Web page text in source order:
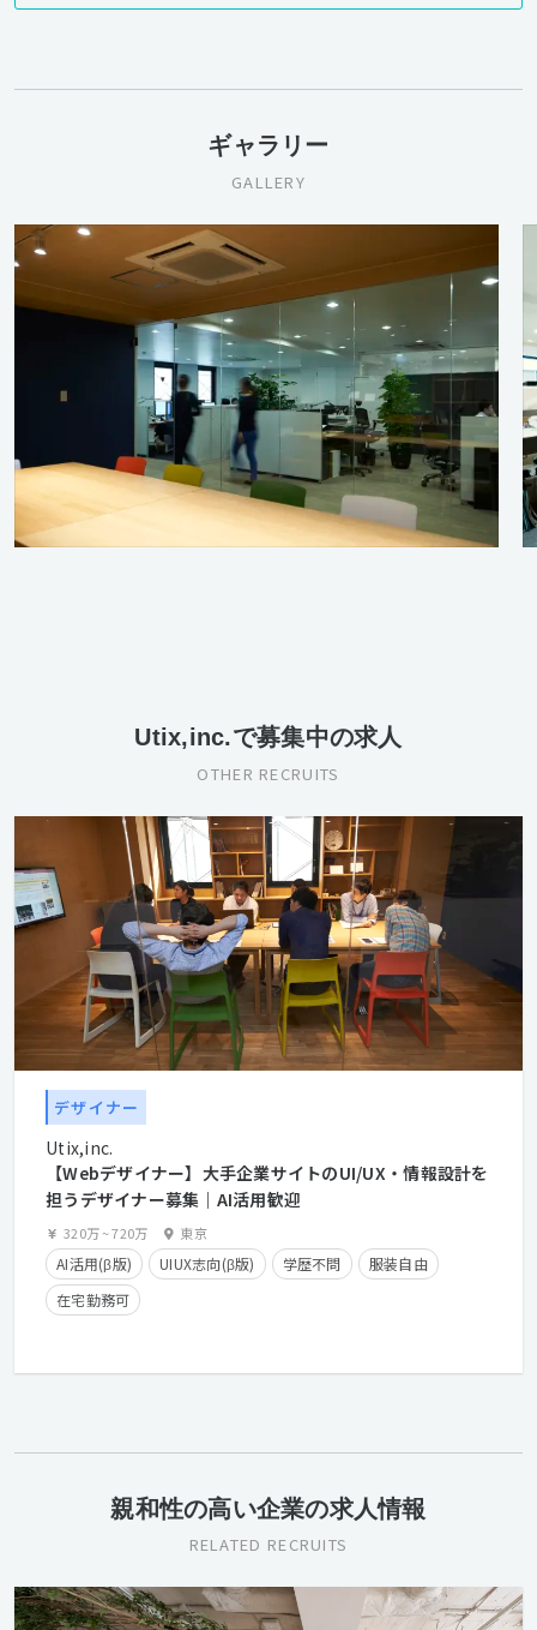
ギャラリー
GALLERY
Utix,inc.で募集中の求人
OTHER RECRUITS
デザイナー
Utix,inc.
【Webデザイナー】大手企業サイトのUI/UX・情報設計を
担うデザイナー募集｜AI活用歓迎
320万~720万 東京
AI活用(β版) UIUX志向(β版) 学歴不問
服装自由
在宅勤務可
親和性の高い企業の求人情報
RELATED RECRUITS